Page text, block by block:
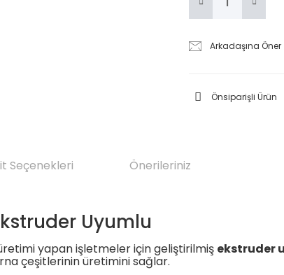
Arkadaşına Öner
Önsiparişli Ürün
Seçenekleri Önerileriniz
Uyumlu
yapan işletmeler için geliştirilmiş ekstruder
çeşitlerinin üretimini sağlar.